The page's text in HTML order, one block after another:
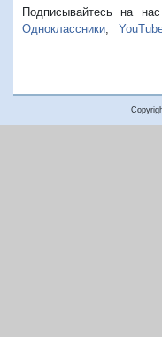
Подписывайтесь на
Одноклассники